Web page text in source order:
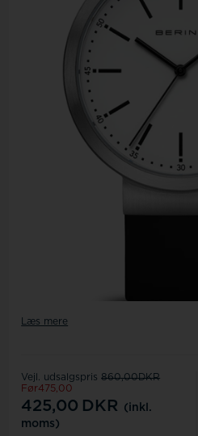
Læs mere
Vejl. udsalgspris 860,00DKR
Før475,00
425,00 DKR
(inkl.
moms)